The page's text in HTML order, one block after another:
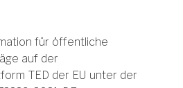
für öffentliche
auf der
TED der EU unter der